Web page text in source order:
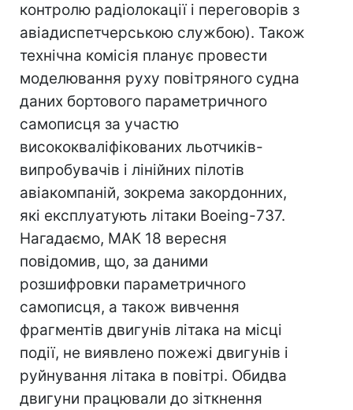
контролю радіолокації і переговорів з
авіадиспетчерською службою). Також
технічна комісія планує провести
моделювання руху повітряного судна
даних бортового параметричного
самописця за участю
висококваліфікованих льотчиків-
випробувачів і лінійних пілотів
авіакомпаній, зокрема закордонних,
які експлуатують літаки Boeing-737.
Нагадаємо, МАК 18 вересня
повідомив, що, за даними
розшифровки параметричного
самописця, а також вивчення
фрагментів двигунів літака на місці
події, не виявлено пожежі двигунів і
руйнування літака в повітрі. Обидва
двигуни працювали до зіткнення